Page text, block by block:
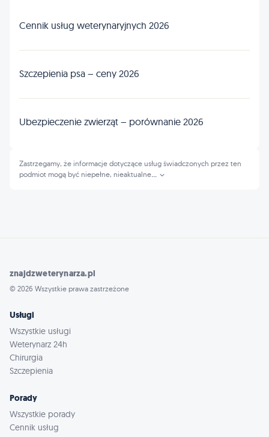
Cennik usług weterynaryjnych 2026
Szczepienia psa – ceny 2026
Ubezpieczenie zwierząt – porównanie 2026
Zastrzegamy, że informacje dotyczące usług świadczonych przez ten
podmiot mogą być niepełne, nieaktualne
znajdzweterynarza.pl
© 2026 Wszystkie prawa zastrzeżone
Usługi
Wszystkie usługi
Weterynarz 24h
Chirurgia
Szczepienia
Porady
Wszystkie porady
Cennik usług